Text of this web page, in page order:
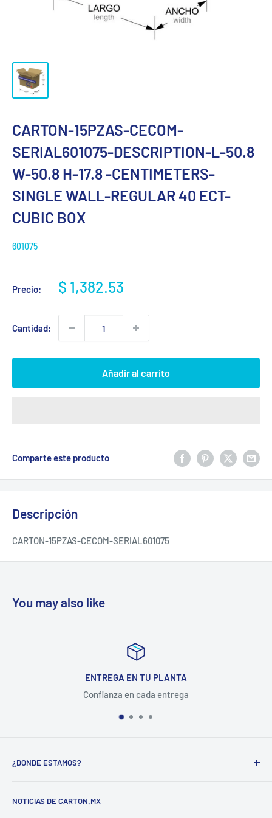
CARTON-15PZAS-CECOM-
SERIAL601075-DESCRIPTION-L-50.8
W-50.8 H-17.8 -CENTIMETERS-
SINGLE WALL-REGULAR 40 ECT-
CUBIC BOX
601075
Precio:
Precio
venta
$ 1,382.53
Cantidad:
Añadir al carrito
Comparte este producto
Descripción
CARTON-15PZAS-CECOM-SERIAL601075
You may also like
ENTREGA EN TU PLANTA
Confianza en cada entrega
¿DONDE ESTAMOS?
NOTICIAS DE CARTON.MX